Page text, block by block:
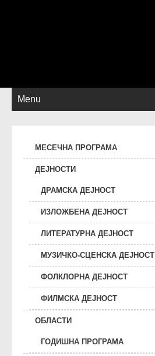
Menu
МЕСЕЧНА ПРОГРАМА
ДЕЈНОСТИ
ДРАМСКА ДЕЈНОСТ
ИЗЛОЖБЕНА ДЕЈНОСТ
ЛИТЕРАТУРНА ДЕЈНОСТ
МУЗИЧКО-СЦЕНСКА ДЕЈНОСТ
ФОЛКЛОРНА ДЕЈНОСТ
ФИЛМСКА ДЕЈНОСТ
ОБЛАСТИ
ГОДИШНА ПРОГРАМА